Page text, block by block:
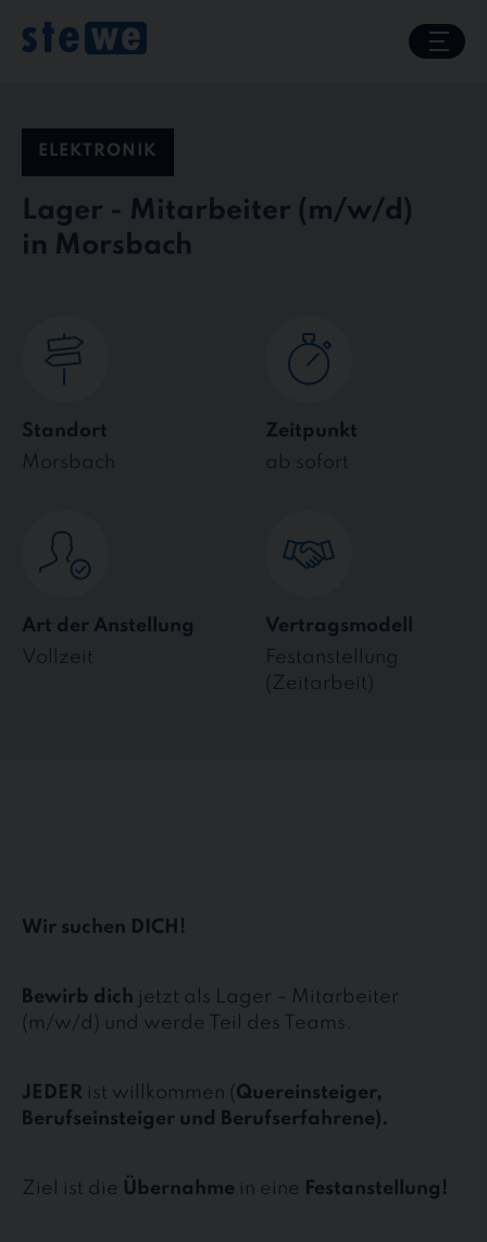
content
ELEKTRONIK
Lager - Mitarbeiter
in Morsbach
Standort
Morsbach
Zeitpunkt
ab sofort
Art der Anstellung
Vollzeit
Vertragsmodell
Festanstellung
(Zeitarbeit)
Wir suchen DICH!
Bewirb dich jetzt als Lager – Mitarbeiter
(m/w/d) und werde Teil des Teams.
JEDER ist willkommen (Quereinsteiger,
Berufseinsteiger und Berufserfahrene).
Ziel ist die Übernahme in eine Festanstellung!